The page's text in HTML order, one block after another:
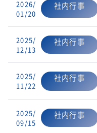
2026/
01/20
社内行事
2025/
12/13
社内行事
2025/
11/22
社内行事
2025/
09/15
社内行事